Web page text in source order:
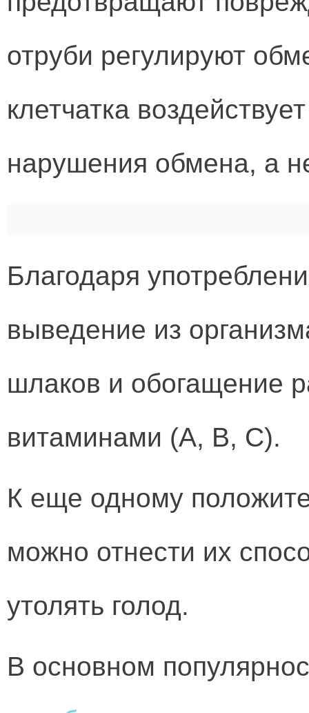
отруби регулируют
клетчатка
нарушения обмена, а
Благодаря
выведение из
шлаков и обогащение
витаминами (А, В, С).
К еще одному
можно отнести их
утолять голод.
В основном